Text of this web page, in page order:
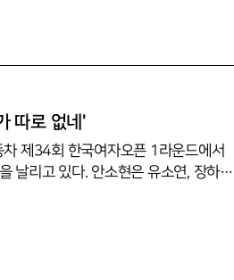
따로 없네'
제34회 한국여자오픈 1라운드에서
날리고 있다. 안소현은 유소연, 장하나